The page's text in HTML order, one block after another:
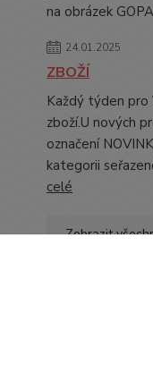
na obrázek
24.01.2025
ZBOŽÍ
Každý týden pro
zboží.U nových
označení
kategorii
celé
Zobrazit